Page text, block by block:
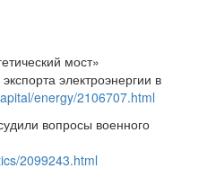
мост»
электроэнергии в
energy/2106707.html
вопросы военного
2099243.html